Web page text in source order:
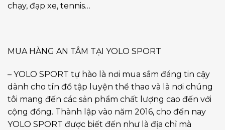
chạy, đạp xe, tennis…
MUA HÀNG AN TÂM TẠI YOLO SPORT
– YOLO SPORT tự hào là nơi mua sắm đáng tin cậy
dành cho tín đồ tập luyện thể thao và là nơi chúng
tôi mang đến các sản phẩm chất lượng cao đến với
cộng đồng. Thành lập vào năm 2016, cho đến nay
YOLO SPORT được biết đến như là địa chỉ mà